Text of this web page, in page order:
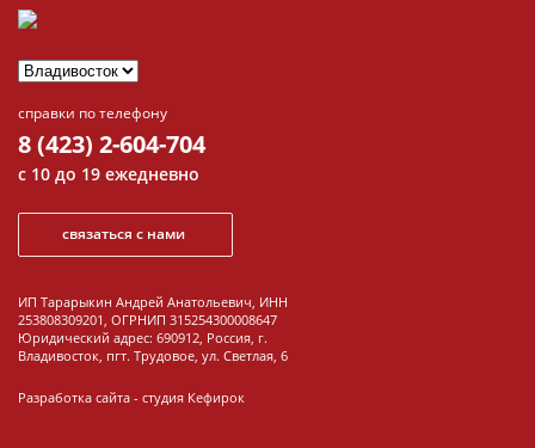
справки по телефону
8 (423) 2-604-704
с 10 до 19 ежедневно
связаться с нами
ИП Тарарыкин Андрей Анатольевич, ИНН
253808309201, ОГРНИП 315254300008647
Юридический адрес: 690912, Россия, г.
Владивосток, пгт. Трудовое, ул. Светлая, 6
Разработка сайта - студия Кефирок